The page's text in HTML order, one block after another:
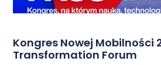
Kongres Nowej Mobilności
Transformation Forum